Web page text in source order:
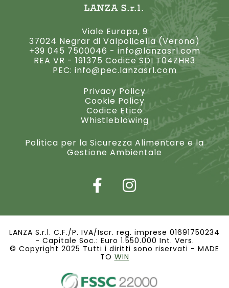
LANZA S.r.l.
Viale Europa, 9
37024 Negrar di Valpolicella (Verona)
+39 045 7500046 - info@lanzasrl.com
REA VR - 191375 Codice SDI T04ZHR3
PEC: info@pec.lanzasrl.com
Privacy Policy
Cookie Policy
Codice Etico
Whistleblowing
Politica per la Sicurezza Alimentare e la
Gestione Ambientale
LANZA S.r.l. C.F./P. IVA/Iscr. reg. imprese 01691750234
- Capitale Soc.: Euro 1.550.000 Int. Vers.
© Copyright 2025 Tutti i diritti sono riservati - MADE
TO WIN